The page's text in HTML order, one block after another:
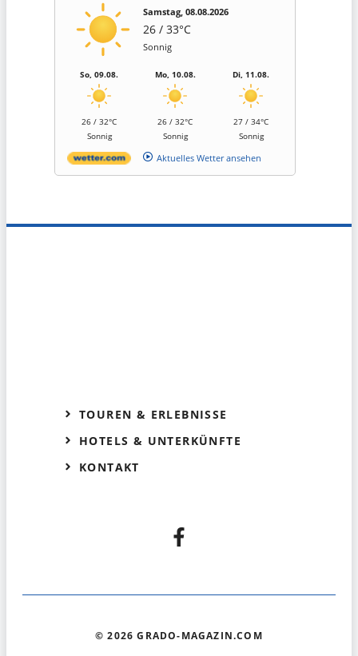
Samstag, 08.08.2026
26 / 33°C
Sonnig
So, 09.08.
26 / 32°C
Sonnig
Mo, 10.08.
26 / 32°C
Sonnig
Di, 11.08.
27 / 34°C
Sonnig
Aktuelles Wetter ansehen
TOUREN & ERLEBNISSE
HOTELS & UNTERKÜNFTE
KONTAKT
© 2026 GRADO-MAGAZIN.COM